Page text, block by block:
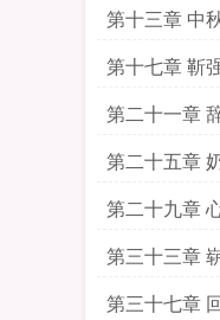
第十三章 中
第十七章 靳
第二十一章
第二十五章
第二十九章
第三十三章
第三十七章